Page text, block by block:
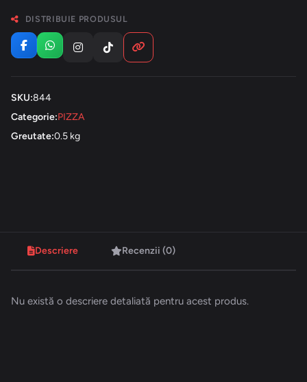
DISTRIBUIE PRODUSUL
SKU:844
Categorie:PIZZA
Greutate:0.5 kg
Descriere Recenzii (0)
Nu există o descriere detaliată pentru acest produs.